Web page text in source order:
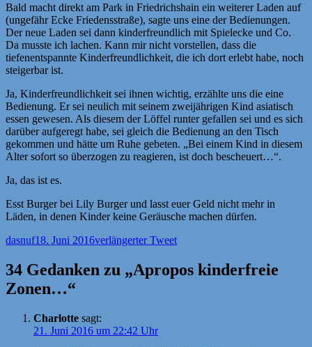
Bald macht direkt am Park in Friedrichshain ein weiterer Laden auf
(ungefähr Ecke Friedensstraße), sagte uns eine der Bedienungen.
Der neue Laden sei dann kinderfreundlich mit Spielecke und Co.
Da musste ich lachen. Kann mir nicht vorstellen, dass die
tiefenentspannte Kinderfreundlichkeit, die ich dort erlebt habe, noch
steigerbar ist.
Ja, Kinderfreundlichkeit sei ihnen wichtig, erzählte uns die eine
Bedienung. Er sei neulich mit seinem zweijährigen Kind asiatisch
essen gewesen. Als diesem der Löffel runter gefallen sei und es sich
darüber aufgeregt habe, sei gleich die Bedienung an den Tisch
gekommen und hätte um Ruhe gebeten. „Bei einem Kind in diesem
Alter sofort so überzogen zu reagieren, ist doch bescheuert…“.
Ja, das ist es.
Esst Burger bei Lily Burger und lasst euer Geld nicht mehr in
Läden, in denen Kinder keine Geräusche machen dürfen.
Autor
dasnufVeröffentlicht
18. Juni 2016Kategorien
verlängerter Tweet
34 Gedanken zu „Apropos kinderfreie
Zonen…“
Charlotte sagt:
21. Juni 2016 um 22:42 Uhr